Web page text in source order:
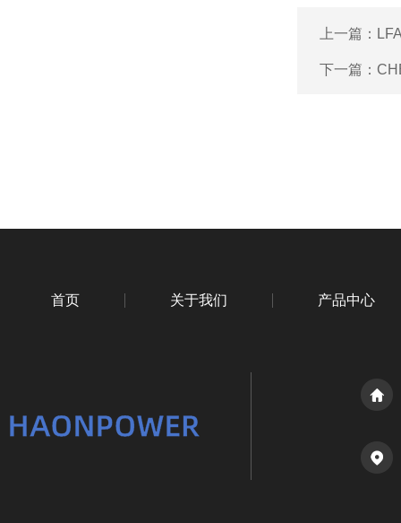
上一篇：
下一篇：
首页 关于我们 产品中心